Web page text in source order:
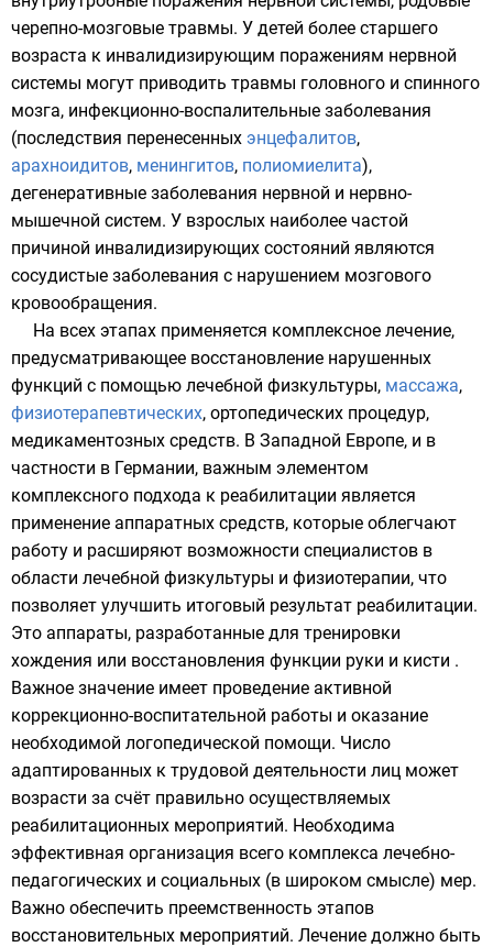
черепно-мозговые травмы. У детей более старшего
возраста к инвалидизирующим поражениям нервной
системы могут приводить травмы головного и спинного
мозга, инфекционно-воспалительные заболевания
(последствия перенесенных энцефалитов,
арахноидитов, менингитов, полиомиелита),
дегенеративные заболевания нервной и нервно-
мышечной систем. У взрослых наиболее частой
причиной инвалидизирующих состояний являются
сосудистые заболевания с нарушением мозгового
кровообращения.
На всех этапах применяется комплексное лечение,
предусматривающее восстановление нарушенных
функций с помощью лечебной физкультуры, массажа,
физиотерапевтических, ортопедических процедур,
медикаментозных средств. В Западной Европе, и в
частности в Германии, важным элементом
комплексного подхода к реабилитации является
применение аппаратных средств, которые облегчают
работу и расширяют возможности специалистов в
области лечебной физкультуры и физиотерапии, что
позволяет улучшить итоговый результат реабилитации.
Это аппараты, разработанные для тренировки
хождения или восстановления функции руки и кисти .
Важное значение имеет проведение активной
коррекционно-воспитательной работы и оказание
необходимой логопедической помощи. Число
адаптированных к трудовой деятельности лиц может
возрасти за счёт правильно осуществляемых
реабилитационных мероприятий. Необходима
эффективная организация всего комплекса лечебно-
педагогических и социальных (в широком смысле) мер.
Важно обеспечить преемственность этапов
восстановительных мероприятий. Лечение должно быть